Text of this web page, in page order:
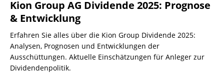
Kion Group AG Dividende 2025: Prognose
& Entwicklung
Erfahren Sie alles über die Kion Group Dividende 2025:
Analysen, Prognosen und Entwicklungen der
Ausschüttungen. Aktuelle Einschätzungen für Anleger zur
Dividendenpolitik.